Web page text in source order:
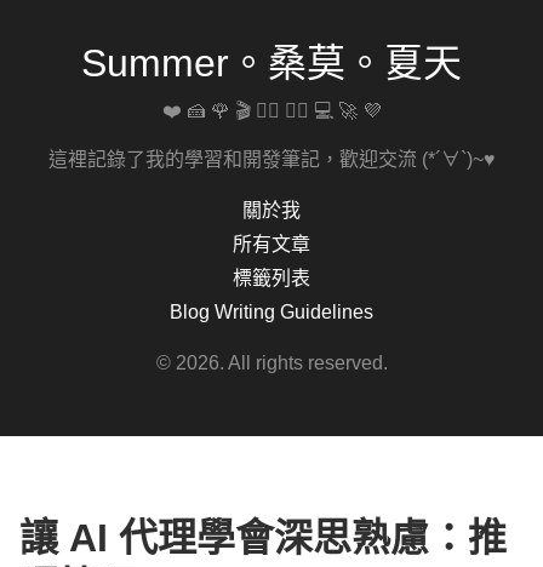
Summer。桑莫。夏天
❤️ 🍰 🌹 🎬 🚴‍♀️ 🏋️‍♀️ 💻 🚀 💜
這裡記錄了我的學習和開發筆記，歡迎交流 (*´∀`)~♥
關於我
所有文章
標籤列表
Blog Writing Guidelines
© 2026. All rights reserved.
讓 AI 代理學會深思熟慮：推